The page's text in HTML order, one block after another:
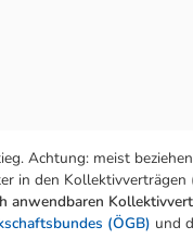
Achtung: meist
in den
anwendbaren
(ÖGB) und